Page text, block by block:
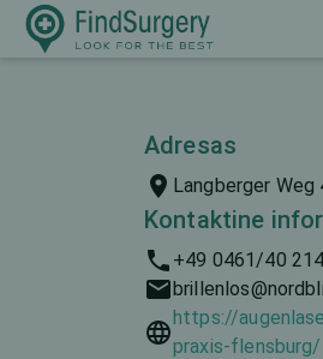
Adresas
Langberger Weg
Kontaktine
+49 0461/40
https://
praxis-flensburg/